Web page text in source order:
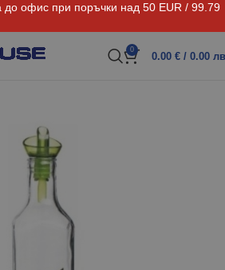
до офис при поръчки над 50 EUR / 99.79
0
0.00 € / 0.00